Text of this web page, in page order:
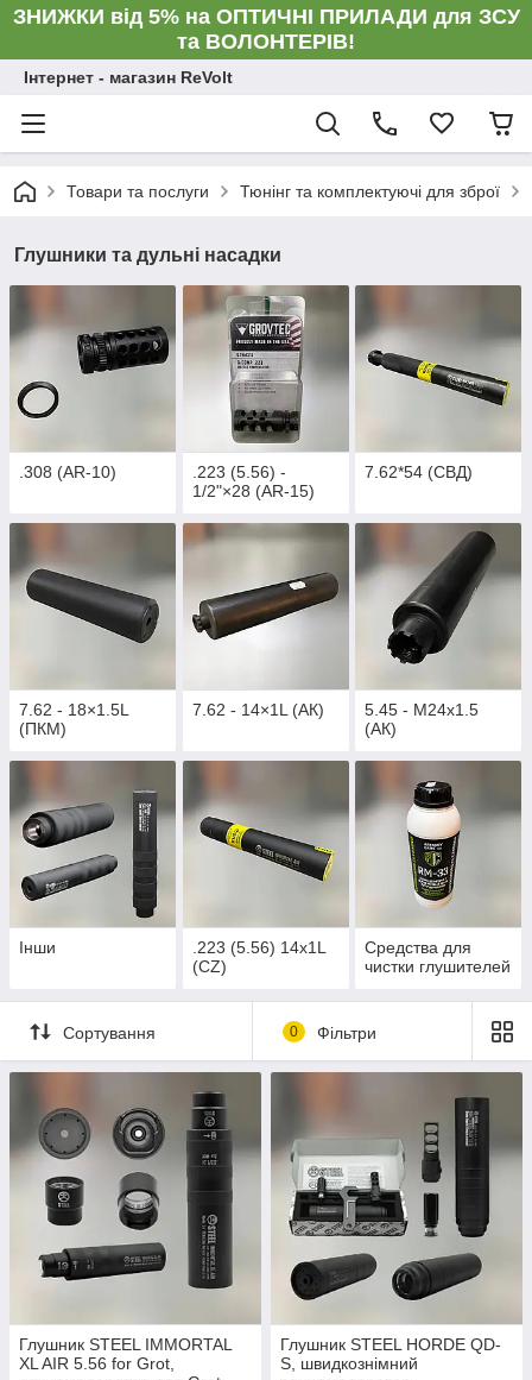
ЗНИЖКИ від 5% на ОПТИЧНІ ПРИЛАДИ для ЗСУ
та ВОЛОНТЕРІВ!
Інтернет - магазин ReVolt
Товари та послуги Тюнінг та комплектуючі для зброї
Глушники та дульні насадки
.308 (AR-10)
.223 (5.56) -
1/2"×28 (AR-15)
7.62*54 (СВД)
7.62 - 18×1.5L
(ПКМ)
7.62 - 14×1L (АК)
5.45 - M24x1.5
(АК)
Інши
.223 (5.56) 14x1L
(CZ)
Средства для
чистки глушителей
Сортування 0 Фільтри
Глушник STEEL IMMORTAL
XL AIR 5.56 for Grot,
Глушник STEEL HORDE QD-
S, швидкознімний